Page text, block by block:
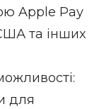
Apple Pay
та інших
для